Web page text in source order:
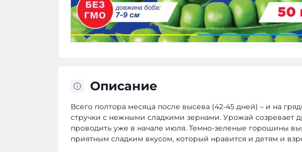
Описание
Всего полтора месяца после высева (42-45 дней) – и на
стручки с нежными сладкими зернами. Урожай созревает
проводить уже в начале июля. Темно-зеленые горошины
приятным сладким вкусом, который нравится и детям и